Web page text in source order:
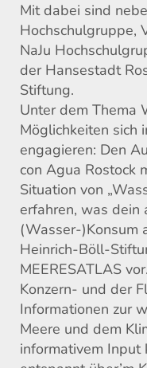
Mit dabei sind
Hochschulgruppe,
NaJu
der Hansestadt
Stiftung.
Unter dem Thema
Möglichkeiten sich
engagieren: Den
con Agua Rostock
Situation von
erfahren, was dein
(Wasser-)Konsum
Heinrich-Böll-
MEERESATLAS
Konzern- und der
Informationen zur
Meere und dem
informativem Input